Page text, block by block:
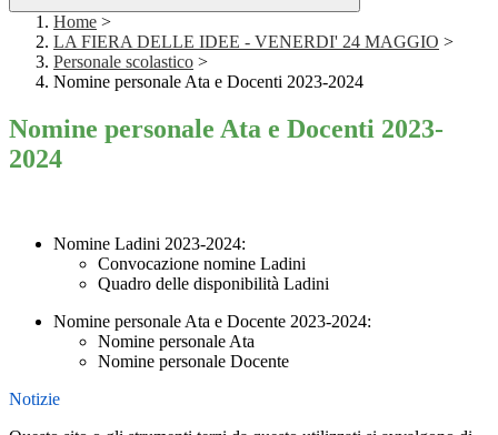
Home >
LA FIERA DELLE IDEE - VENERDI' 24 MAGGIO >
Personale scolastico >
Nomine personale Ata e Docenti 2023-2024
Nomine personale Ata e Docenti 2023-
2024
Nomine Ladini 2023-2024:
Convocazione nomine Ladini
Quadro delle disponibilità Ladini
Nomine personale Ata e Docente 2023-2024:
Nomine personale Ata
Nomine personale Docente
Notizie